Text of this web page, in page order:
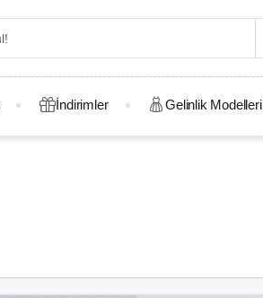
İndirimler Gelinlik Modelleri